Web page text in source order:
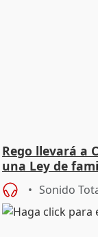
Rego llevará a
una Ley de
Sonido